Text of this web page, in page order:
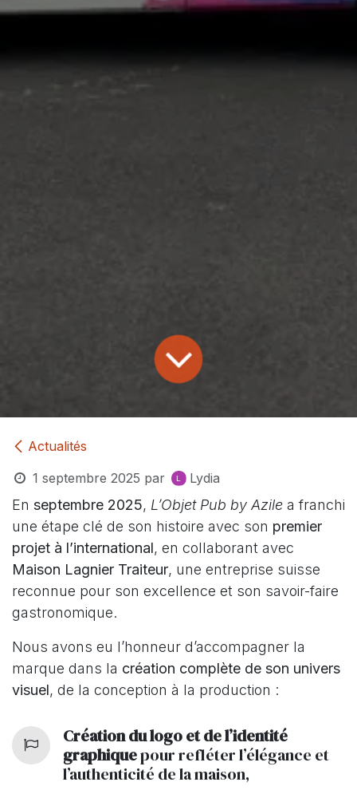
Actualités
1 septembre 2025 par Lydia
En septembre 2025, L’Objet Pub by Azile a franchi
une étape clé de son histoire avec son premier
projet à l’international, en collaborant avec
Maison Lagnier Traiteur, une entreprise suisse
reconnue pour son excellence et son savoir-faire
gastronomique.
Nous avons eu l’honneur d’accompagner la
marque dans la création complète de son univers
visuel, de la conception à la production :
Création du logo et de l’identité
graphiquepour refléter l’élégance et
l’authenticité de la maison,